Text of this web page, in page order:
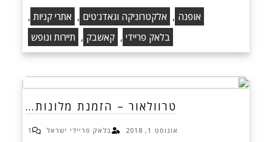
אופנה , אלקטרוניקה וגאדג'טים , אתרי קניות ,
בלאק פריידי , קאשבק , תיירות ונופש
טרוולאור – הזמנת מלונות…
אוגוסט 1, 2018 בלאק פריידי ישראל 1